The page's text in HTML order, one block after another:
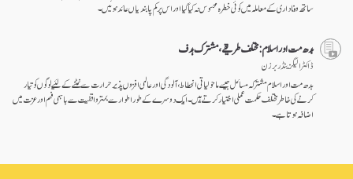
ساتھ وفاداری کے معاملہ میں کوئی خطرہ محسوس نہ کیا گیا اور اس پر کم پابندیاں عائد ہوئیں۔
بدھ مت اور اسلام: مختلف طریقے، مشترک ہدف
ڈاکٹر الیگزینڈر برزن
بدھ مت اور اسلام مشترکہ مسائل جیسے ماحولیاتی انحطاط، آلودگی اور عالمی افزوں پذیر حرارت سے نمٹنے کے لئیے لوگوں کو تیار
کرنے کی خاطر مختلف حکمت عملی اختیار کرتے ہیں۔ ایک دوسرے کے طور اطوار سے بہتر واقفیت سے باہمی فہم اور عزت میں
اضافہ ہوتا ہے۔